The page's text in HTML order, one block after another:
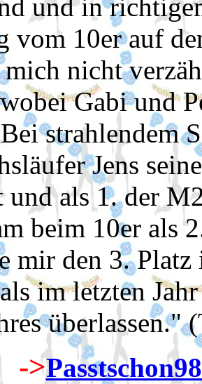
und in
vom 10er auf
nicht
Gabi und
strahlendem
Jens
und als 1. der
beim 10er als
mir den 3.
im letzten
überlassen."
->